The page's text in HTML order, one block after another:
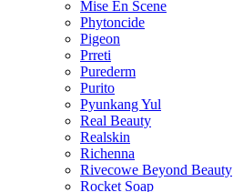
Mise En Scene
Phytoncide
Pigeon
Prreti
Purederm
Purito
Pyunkang Yul
Real Beauty
Realskin
Richenna
Rivecowe Beyond Beauty
Rocket Soap